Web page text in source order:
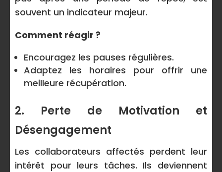
souvent un indicateur majeur.
Comment réagir ?
Encouragez les pauses régulières.
Adaptez les horaires pour offrir une
meilleure récupération.
2. Perte de Motivation et
Désengagement
Les collaborateurs affectés perdent leur
intérêt pour leurs tâches. Ils deviennent